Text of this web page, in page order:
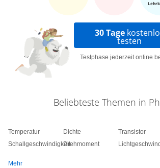
30 Tage
testen
Testphase jederzeit online
Beliebteste Themen in
Temperatur
Schallgeschwindigkeit
Dichte
Drehmoment
Transistor
Mehr